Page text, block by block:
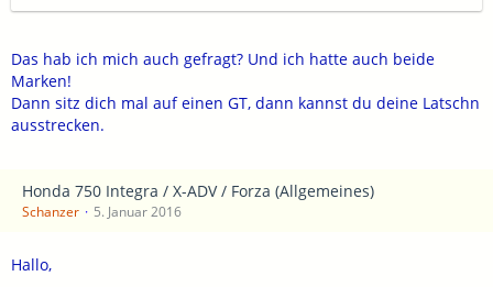
Das hab ich mich auch gefragt? Und ich hatte auch beide
Marken!
Dann sitz dich mal auf einen GT, dann kannst du deine Latschn
ausstrecken.
Honda 750 Integra / X-ADV / Forza (Allgemeines)
Schanzer 5. Januar 2016
Hallo,